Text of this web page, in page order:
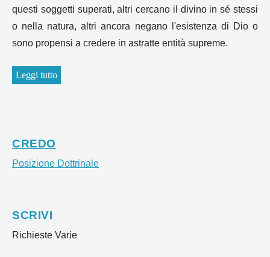
questi soggetti superati, altri cercano il divino in sé stessi
o nella natura, altri ancora negano l'esistenza di Dio o
sono propensi a credere in astratte entità supreme.
Leggi tutto
CREDO
Posizione Dottrinale
SCRIVI
Richieste Varie